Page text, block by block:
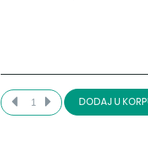
DODAJ U